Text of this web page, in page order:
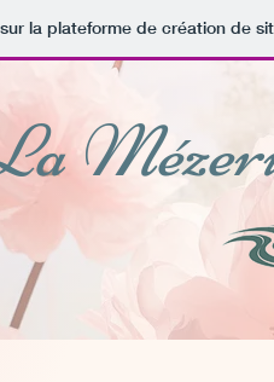
la plateforme de création de